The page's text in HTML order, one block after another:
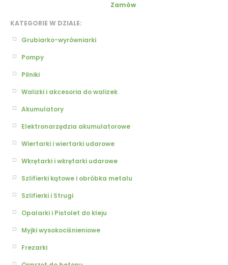
KATEGORIE W DZIALE:
Grubiarko-wyrówniarki
Pompy
Pilniki
Walizki i akcesoria do walizek
Akumulatory
Elektronarzędzia akumulatorowe
Wiertarki i wiertarki udarowe
Wkrętarki i wkrętarki udarowe
Szlifierki kątowe i obróbka metalu
Szlifierki i Strugi
Opalarki i Pistolet do kleju
Myjki wysokociśnieniowe
Frezarki
Zamów